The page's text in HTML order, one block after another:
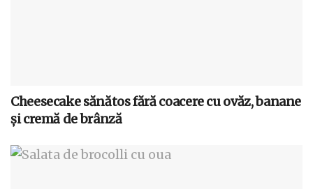
Cheesecake sănătos fără coacere cu ovăz, banane
și cremă de brânză